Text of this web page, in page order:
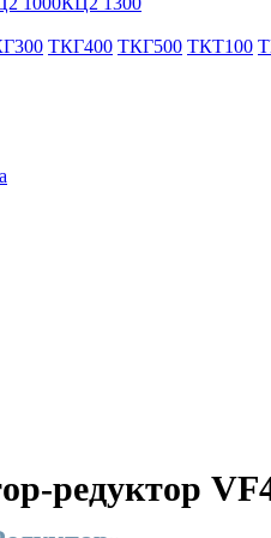
ТКГ400 ТКГ500 ТКТ100
редуктор